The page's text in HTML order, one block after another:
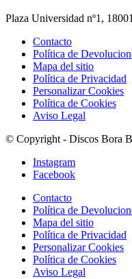
Plaza Universidad nº1,
Contacto
Política de
Mapa del sitio
Política de Privacidad
Personalizar Cookies
Política de Cookies
Aviso Legal
© Copyright - Discos Bora
Instagram
Facebook
Contacto
Política de
Mapa del sitio
Política de Privacidad
Personalizar Cookies
Política de Cookies
Aviso Legal